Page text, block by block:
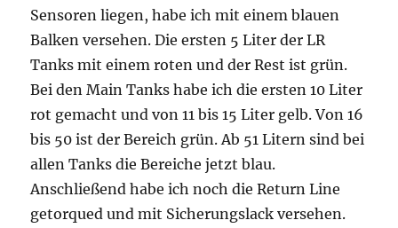
Sensoren liegen, habe ich mit einem blauen
Balken versehen. Die ersten 5 Liter der LR
Tanks mit einem roten und der Rest ist grün.
Bei den Main Tanks habe ich die ersten 10 Liter
rot gemacht und von 11 bis 15 Liter gelb. Von 16
bis 50 ist der Bereich grün. Ab 51 Litern sind bei
allen Tanks die Bereiche jetzt blau.
Anschließend habe ich noch die Return Line
getorqued und mit Sicherungslack versehen.